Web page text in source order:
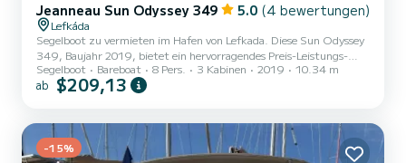
Jeanneau Sun Odyssey 349 5.0 (4 bewertungen)
Lefkáda
Segelboot zu vermieten im Hafen von Lefkada. Diese Sun Odyssey
349, Baujahr 2019, bietet ein hervorragendes Preis-Leistungs-
Verhältnis für eine Kreuzfahrt von einigen Tagen oder sogar einigen
Wochen. Das Segelboot ist 10 Meter lang und hat 21 PS. Die 3
Boot ist mit einem Großsegel mit Latten und einer Rollgenua
ausgestattet. Es verfügt über folgende Ausstattung: Aut...
Segelboot Bareboat 8 Pers. 3 Kabinen 2019 10.34 m
ab $209,13
-15%